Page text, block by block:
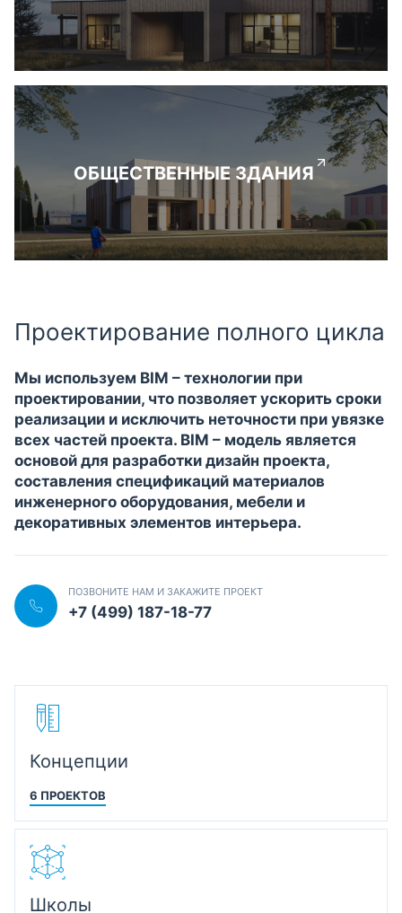
ОБЩЕСТВЕННЫЕ ЗДАНИЯ
Проектирование полного цикла
Мы используем BIM – технологии при
проектировании, что позволяет ускорить сроки
реализации и исключить неточности при увязке
всех частей проекта. BIM – модель является
основой для разработки дизайн проекта,
составления спецификаций материалов
инженерного оборудования, мебели и
декоративных элементов интерьера.
ПОЗВОНИТЕ НАМ И ЗАКАЖИТЕ ПРОЕКТ
+7 (499) 187-18-77
Концепции
6 ПРОЕКТОВ
Школы